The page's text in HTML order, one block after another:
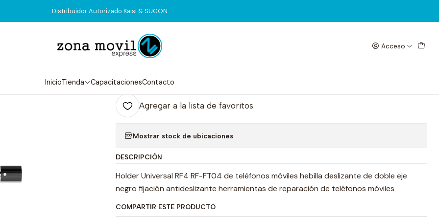
Acceso
InicioTienda CapacitacionesContacto
Distribuidor Autorizado Kaisi & SUGON
Herramientas Holder Universal en Fibra RF4 RF-FT04
|
Holder Universal en Fibra RF4 RF-FT04
Cantidad
Agregar a la lista de favoritos
Mostrar stock de ubicaciones
DESCRIPCIÓN
Holder Universal RF4 RF-FT04 de teléfonos móviles hebilla deslizante de doble eje
negro fijación antideslizante herramientas de reparación de teléfonos móviles
COMPARTIR ESTE PRODUCTO